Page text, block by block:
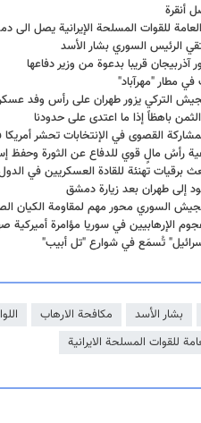
أنقرة
للقوات المسلحة الإيرانية يصل الى
الرئيس السوري بشار الأسد
آذربيجان قريبا بدعوة من وزير دفاعها
في مطار "مهرآباد"
التركي يزور طهران على رأس وفد
باهظاً إذا ما اعتدى على حدودنا
القصوى في الإنتخابات تحشر أمريكا
رأسُ مالٍ قوي للدفاع عن الثورة وحفظ
برقيات تهنئة للقادة العسكريين في
إلى طهران بعد زيارة دمشق
السوري محور مهم لمقاومة الکیان
الإرهابيين في سوريا مؤامرة
تُسمَع في شوارع "تل أبيب"
بشار الأسد مكافحة الارهاب
للقوات المسلحة الايرانية